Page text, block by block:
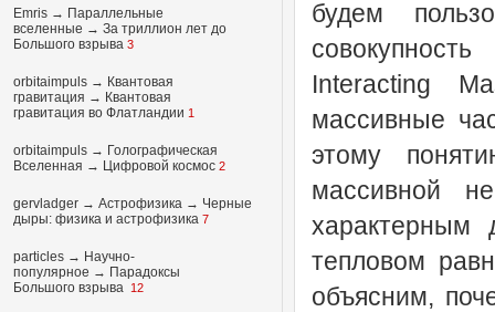
будем
Interacting
массивные
этому
массивной
характерным
тепловом
объясним,
Emris → Параллельные
вселенные → За триллион лет до
Большого взрыва 3
orbitaimpuls → Квантовая
гравитация → Квантовая
гравитация во Флатландии 1
orbitaimpuls → Голографическая
Вселенная → Цифровой космос 2
gervladger → Астрофизика → Черные
дыры: физика и астрофизика 7
particles → Научно-
популярное → Парадоксы
Большого взрыва 12